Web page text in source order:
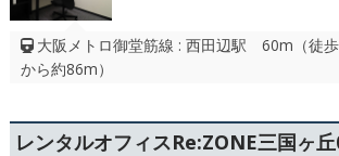
大阪メトロ御堂筋線 : 西田辺駅 60m（徒
から約86m）
レンタルオフィスRe:ZONE三国ヶ丘